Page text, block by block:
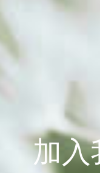
加入